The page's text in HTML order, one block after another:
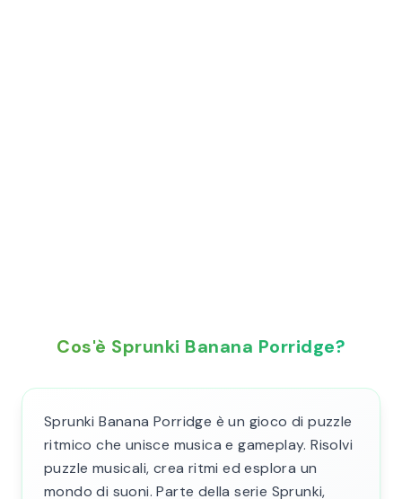
Cos'è Sprunki Banana Porridge?
Sprunki Banana Porridge è un gioco di puzzle
ritmico che unisce musica e gameplay. Risolvi
puzzle musicali, crea ritmi ed esplora un
mondo di suoni. Parte della serie Sprunki,